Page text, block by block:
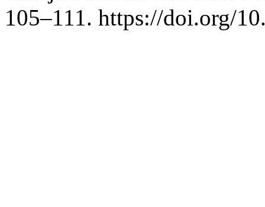
105–111. https://doi.org/